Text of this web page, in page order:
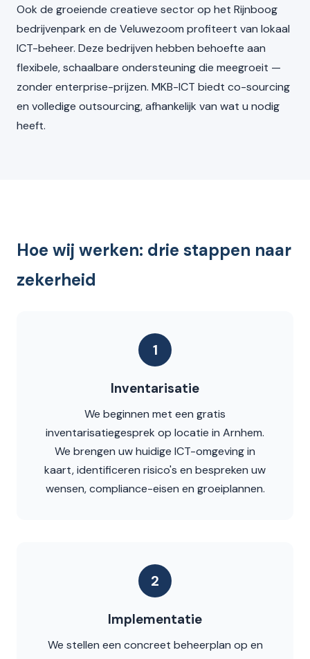
Ook de groeiende creatieve sector op het Rijnboog
bedrijvenpark en de Veluwezoom profiteert van lokaal
ICT-beheer. Deze bedrijven hebben behoefte aan
flexibele, schaalbare ondersteuning die meegroeit —
zonder enterprise-prijzen. MKB-ICT biedt co-sourcing
en volledige outsourcing, afhankelijk van wat u nodig
heeft.
Hoe wij werken: drie stappen naar
zekerheid
1
Inventarisatie
We beginnen met een gratis
inventarisatiegesprek op locatie in Arnhem.
We brengen uw huidige ICT-omgeving in
kaart, identificeren risico's en bespreken uw
wensen, compliance-eisen en groeiplannen.
2
Implementatie
We stellen een concreet beheerplan op en